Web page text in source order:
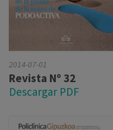
2014-07-01
Revista Nº 32
Descargar PDF